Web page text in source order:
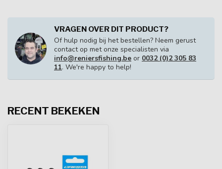
VRAGEN OVER DIT PRODUCT?
Of hulp nodig bij het bestellen? Neem gerust
contact op met onze specialisten via
info@reniersfishing.be or 0032 (0)2 305 83
11. We're happy to help!
RECENT BEKEKEN